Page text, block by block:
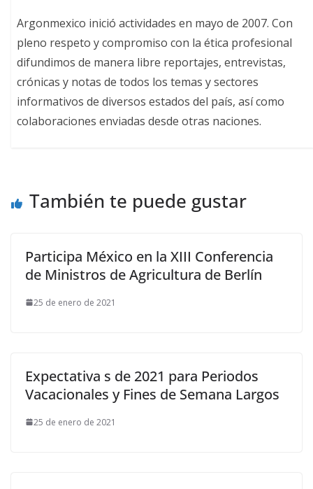
Argonmexico inició actividades en mayo de 2007. Con
pleno respeto y compromiso con la ética profesional
difundimos de manera libre reportajes, entrevistas,
crónicas y notas de todos los temas y sectores
informativos de diversos estados del país, así como
colaboraciones enviadas desde otras naciones.
También te puede gustar
Participa México en la XIII Conferencia
de Ministros de Agricultura de Berlín
25 de enero de 2021
Expectativa s de 2021 para Periodos
Vacacionales y Fines de Semana Largos
25 de enero de 2021